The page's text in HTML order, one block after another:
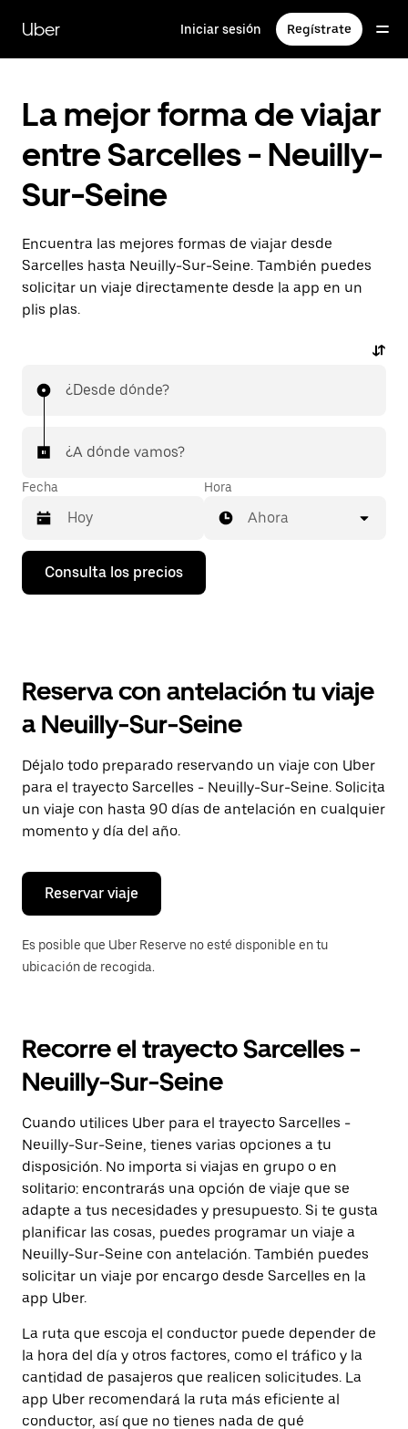
contenido
principal
Uber Iniciar sesión Regístrate
La mejor forma de viajar
entre Sarcelles - Neuilly-
Sur-Seine
Encuentra las mejores formas de viajar desde
Sarcelles hasta Neuilly-Sur-Seine. También puedes
solicitar un viaje directamente desde la app en un
plis plas.
¿Desde dónde?
¿A dónde vamos?
Fecha
Pulsa
flecha
calendario
seleccionar
fecha.
Pulsa
el
botón
de
escape
cerrar
calendario.
Hora
Ahora
Consulta los precios
Reserva con antelación tu viaje
a Neuilly-Sur-Seine
Déjalo todo preparado reservando un viaje con Uber
para el trayecto Sarcelles - Neuilly-Sur-Seine. Solicita
un viaje con hasta 90 días de antelación en cualquier
momento y día del año.
Reservar viaje
Es posible que Uber Reserve no esté disponible en tu
ubicación de recogida.
Recorre el trayecto Sarcelles -
Neuilly-Sur-Seine
Cuando utilices Uber para el trayecto Sarcelles -
Neuilly-Sur-Seine, tienes varias opciones a tu
disposición. No importa si viajas en grupo o en
solitario: encontrarás una opción de viaje que se
adapte a tus necesidades y presupuesto. Si te gusta
planificar las cosas, puedes programar un viaje a
Neuilly-Sur-Seine con antelación. También puedes
solicitar un viaje por encargo desde Sarcelles en la
app Uber.
La ruta que escoja el conductor puede depender de
la hora del día y otros factores, como el tráfico y la
cantidad de pasajeros que realicen solicitudes. La
app Uber recomendará la ruta más eficiente al
conductor, así que no tienes nada de qué